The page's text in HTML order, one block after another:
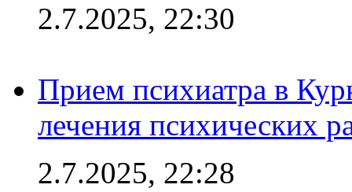
2.7.2025, 22:30
Прием психиатра в
лечения психических
2.7.2025, 22:28